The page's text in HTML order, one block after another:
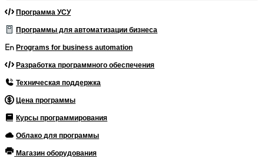
Программа УСУ
Программы для автоматизации бизнеса
Programs for business automation
Разработка программного обеспечения
Техническая поддержка
Цена программы
Курсы программирования
Облако для программы
Магазин оборудования